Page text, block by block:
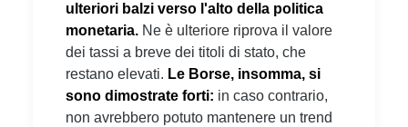
ulteriori balzi verso l'alto della politica
monetaria. Ne è ulteriore riprova il valore
dei tassi a breve dei titoli di stato, che
restano elevati. Le Borse, insomma, si
sono dimostrate forti: in caso contrario,
non avrebbero potuto mantenere un trend